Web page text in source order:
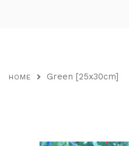
HOME Green [25x30cm]